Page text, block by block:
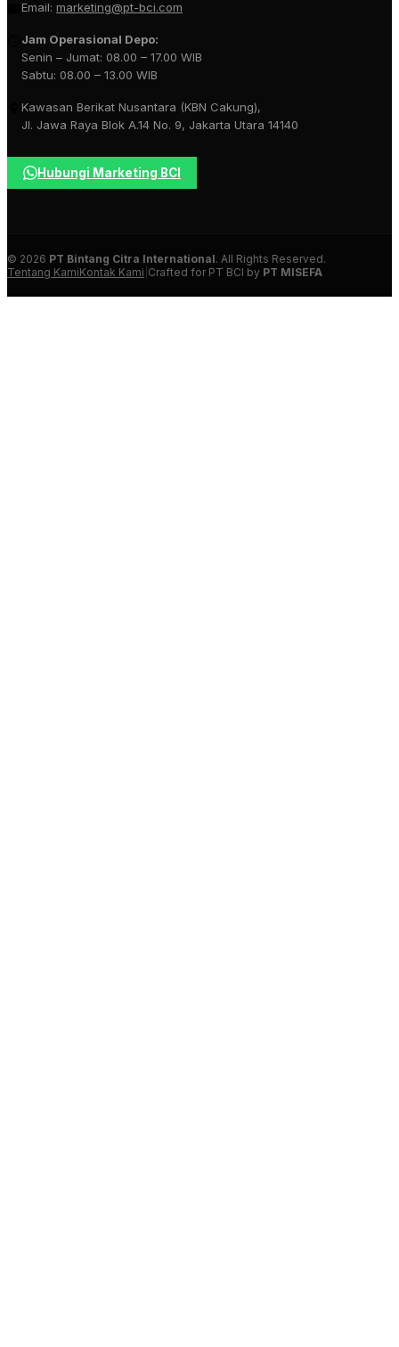
Email: marketing@pt-bci.com
Jam Operasional Depo:
Senin – Jumat: 08.00 – 17.00 WIB
Sabtu: 08.00 – 13.00 WIB
Kawasan Berikat Nusantara (KBN Cakung),
Jl. Jawa Raya Blok A.14 No. 9, Jakarta Utara 14140
Hubungi Marketing BCI
© 2026 PT Bintang Citra International. All Rights Reserved.
Tentang KamiKontak Kami Crafted for PT BCI by PT MISEFA